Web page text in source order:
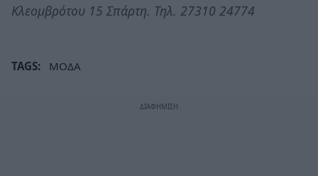
Kλεομβρότου 15 Σπάρτη. Τηλ. 27310 24774
TAGS: ΜΟΔΑ